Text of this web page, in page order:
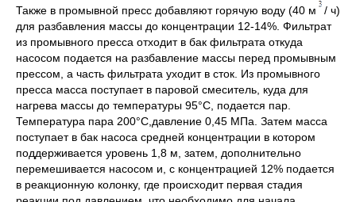
Также в промывной пресс добавляют горячую воду (40 м
/ ч)
для разбавления массы до концентрации 12-14%. Фильтрат
из промывного пресса отходит в бак фильтрата откуда
насосом подается на разбавление массы перед промывным
прессом, а часть фильтрата уходит в сток. Из промывного
пресса масса поступает в паровой смеситель, куда для
нагрева массы до температуры 95°С, подается пар.
Температура пара 200°С,давление 0,45 МПа. Затем масса
поступает в бак насоса средней концентрации в котором
поддерживается уровень 1,8 м, затем, дополнительно
перемешивается насосом и, с концентрацией 12% подается
в реакционную колонку, где происходит первая стадия